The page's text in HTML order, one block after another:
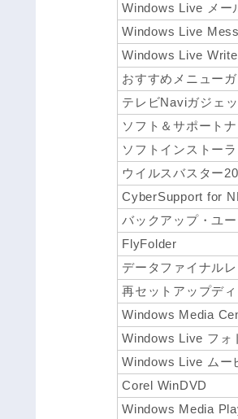
Windows Live メー
Windows Live
Windows Live
おすすめメニュー
テレビNaviガジェッ
ソフト＆サポート
ソフトインストーラ
ウイルスバスター
CyberSupport for
バックアップ・ユ
FlyFolder
データファイナル
再セットアップデ
Windows Media
Windows Live フォ
Windows Live ムー
Corel WinDVD
Windows Media